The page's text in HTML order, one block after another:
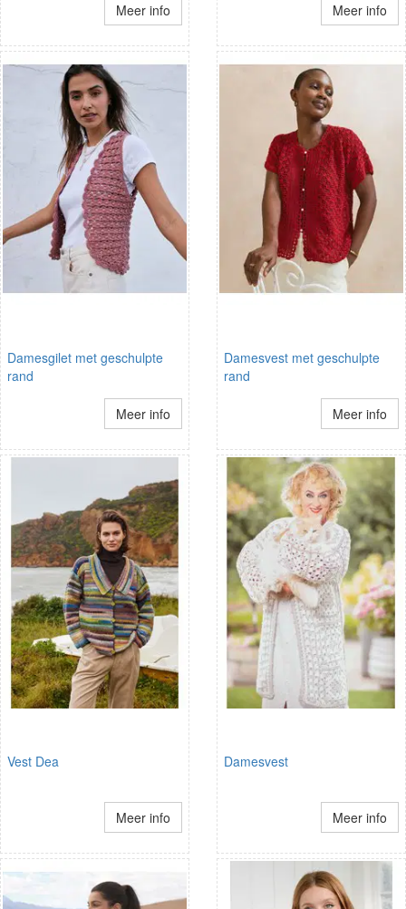
Meer info Meer info
Damesgilet met geschulpte
rand
Meer info
Damesvest met geschulpte
rand
Meer info
Vest Dea
Meer info
Damesvest
Meer info